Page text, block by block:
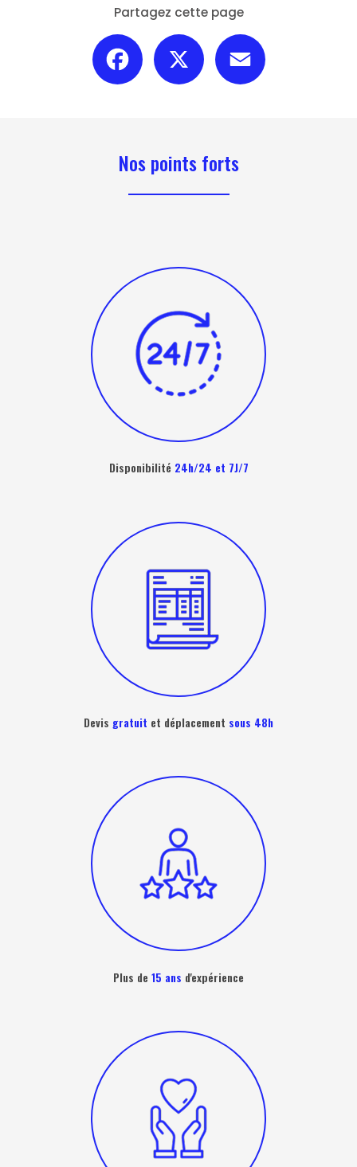
Partagez cette page
Facebook
Nos points forts
Disponibilité 24h/24 et 7J/7
Devis gratuit et déplacement sous 48h
Plus de 15 ans d'expérience